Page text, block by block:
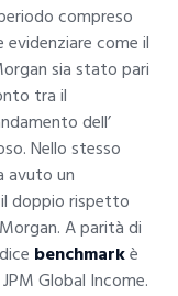
compreso
come il
sia stato pari
tra il
dell’
Nello stesso
avuto un
doppio rispetto
A parità di
benchmarkè
Global Income.